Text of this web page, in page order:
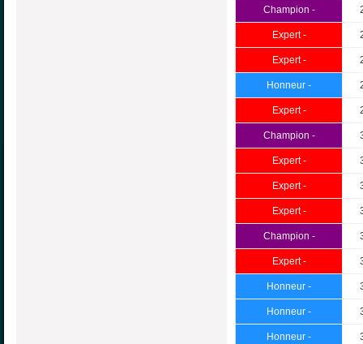
Champion -
Expert -
Expert -
Honneur -
Expert -
Champion -
Expert -
Expert -
Expert -
Champion -
Expert -
Honneur -
Honneur -
Honneur -